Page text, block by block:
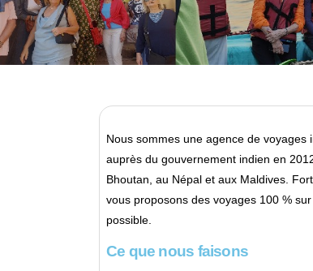
Nous sommes une agence de
auprès du gouvernement indien en
Bhoutan, au Népal et aux Maldives.
vous proposons des voyages 100 %
possible.
Ce que nous faisons